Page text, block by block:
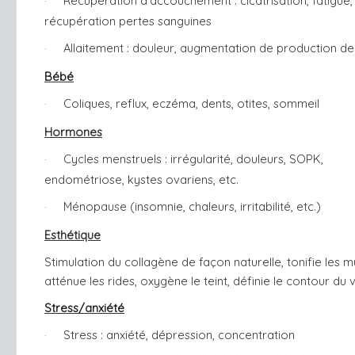
récupération pertes sanguines
·
Allaitement : douleur, augmentation de production
Bébé
·
Coliques, reflux, eczéma, dents, otites, sommeil
Hormones
·
Cycles menstruels : irrégularité, douleurs, SOPK,
endométriose, kystes ovariens, etc.
·
Ménopause (insomnie, chaleurs, irritabilité, etc.)
Esthétique
Stimulation du collagène de façon naturelle, tonifie les
atténue les rides, oxygène le teint, définie le contour du
Stress/anxiété
· Stress : anxiété, dépression, concentration